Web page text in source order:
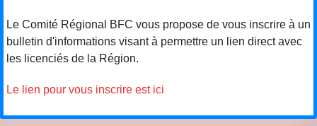
Le Comité Régional BFC vous propose de vous inscrire à un
bulletin d'informations visant à permettre un lien direct avec
les licenciés de la Région.
Le lien pour vous inscrire est ici